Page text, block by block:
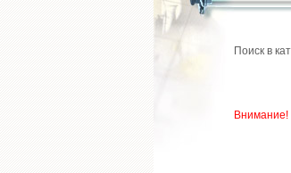
Поиск в
Внимание!